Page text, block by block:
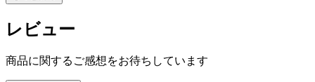
レビュー
商品に関するご感想をお待ちしています